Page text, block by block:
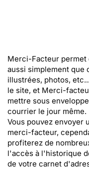
Merci-Facteur permet
aussi simplement que
illustrées, photos,
le site, et Merci-
mettre sous
courrier le jour même.
Vous pouvez envoyer
merci-facteur,
profiterez de
l'accès à l'historique
de votre carnet